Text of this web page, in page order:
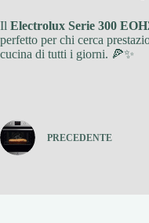
Il Electrolux Serie 300
perfetto per chi cerca
cucina di tutti i giorni. 🍕✨
PRECEDENTE